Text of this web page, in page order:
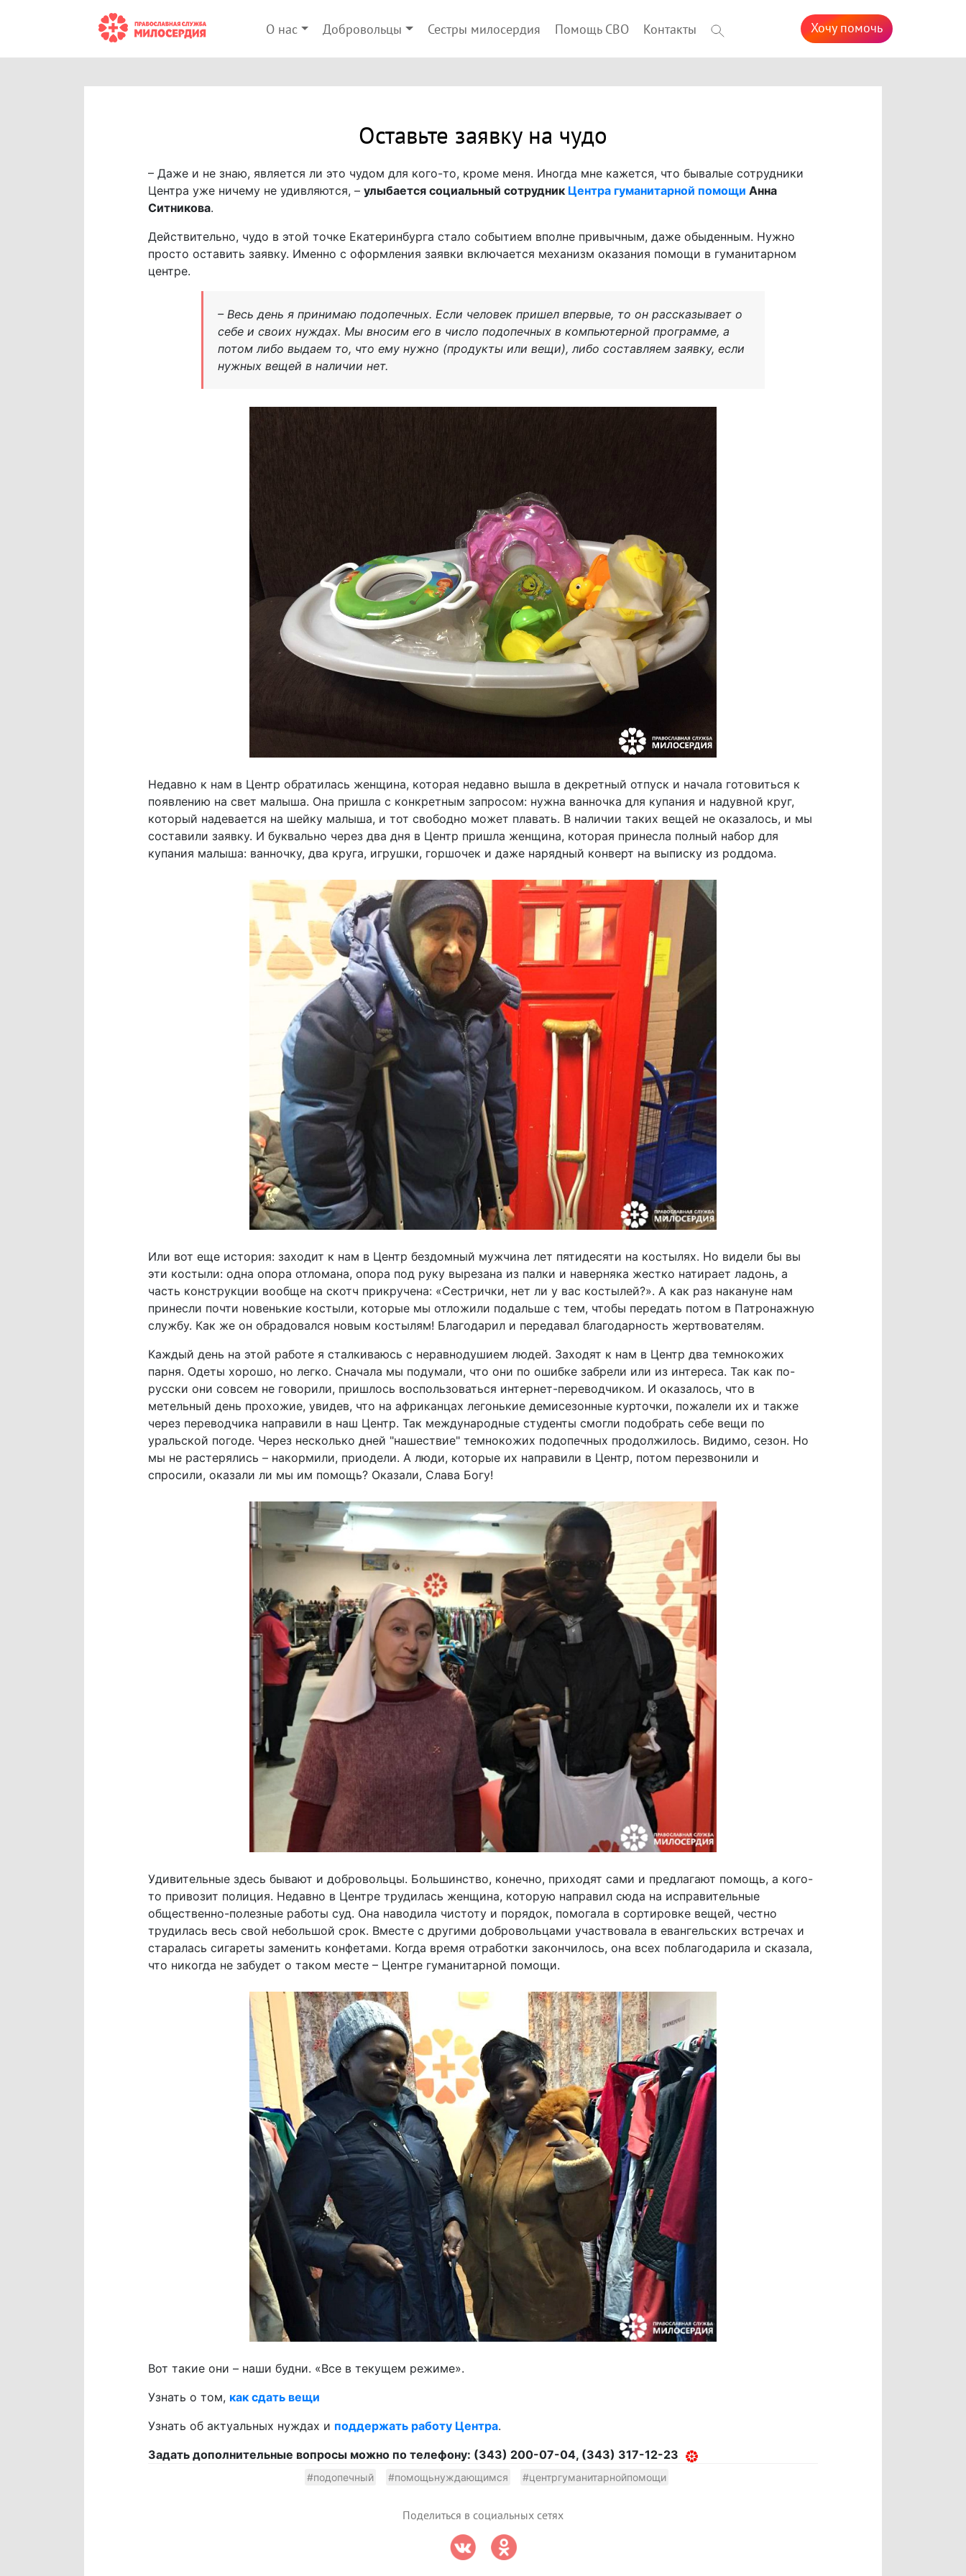
О нас Добровольцы Сестры милосердия Помощь СВО Контакты Хочу помочь
Оставьте заявку на чудо
– Даже и не знаю, является ли это чудом для кого-то, кроме меня. Иногда мне кажется, что бывалые сотрудники
Центра уже ничему не удивляются, – улыбается социальный сотрудник Центра гуманитарной помощи Анна
Ситникова.
Действительно, чудо в этой точке Екатеринбурга стало событием вполне привычным, даже обыденным. Нужно
просто оставить заявку. Именно с оформления заявки включается механизм оказания помощи в гуманитарном
центре.
– Весь день я принимаю подопечных. Если человек пришел впервые, то он рассказывает о
себе и своих нуждах. Мы вносим его в число подопечных в компьютерной программе, а
потом либо выдаем то, что ему нужно (продукты или вещи), либо составляем заявку, если
нужных вещей в наличии нет.
Недавно к нам в Центр обратилась женщина, которая недавно вышла в декретный отпуск и начала готовиться к
появлению на свет малыша. Она пришла с конкретным запросом: нужна ванночка для купания и надувной круг,
который надевается на шейку малыша, и тот свободно может плавать. В наличии таких вещей не оказалось, и мы
составили заявку. И буквально через два дня в Центр пришла женщина, которая принесла полный набор для
купания малыша: ванночку, два круга, игрушки, горшочек и даже нарядный конверт на выписку из роддома.
Или вот еще история: заходит к нам в Центр бездомный мужчина лет пятидесяти на костылях. Но видели бы вы
эти костыли: одна опора отломана, опора под руку вырезана из палки и наверняка жестко натирает ладонь, а
часть конструкции вообще на скотч прикручена: «Сестрички, нет ли у вас костылей?». А как раз накануне нам
принесли почти новенькие костыли, которые мы отложили подальше с тем, чтобы передать потом в Патронажную
службу. Как же он обрадовался новым костылям! Благодарил и передавал благодарность жертвователям.
Каждый день на этой работе я сталкиваюсь с неравнодушием людей. Заходят к нам в Центр два темнокожих
парня. Одеты хорошо, но легко. Сначала мы подумали, что они по ошибке забрели или из интереса. Так как по-
русски они совсем не говорили, пришлось воспользоваться интернет-переводчиком. И оказалось, что в
метельный день прохожие, увидев, что на африканцах легонькие демисезонные курточки, пожалели их и также
через переводчика направили в наш Центр. Так международные студенты смогли подобрать себе вещи по
уральской погоде. Через несколько дней "нашествие" темнокожих подопечных продолжилось. Видимо, сезон. Но
мы не растерялись – накормили, приодели. А люди, которые их направили в Центр, потом перезвонили и
спросили, оказали ли мы им помощь? Оказали, Слава Богу!
Удивительные здесь бывают и добровольцы. Большинство, конечно, приходят сами и предлагают помощь, а кого-
то привозит полиция. Недавно в Центре трудилась женщина, которую направил сюда на исправительные
общественно-полезные работы суд. Она наводила чистоту и порядок, помогала в сортировке вещей, честно
трудилась весь свой небольшой срок. Вместе с другими добровольцами участвовала в евангельских встречах и
старалась сигареты заменить конфетами. Когда время отработки закончилось, она всех поблагодарила и сказала,
что никогда не забудет о таком месте – Центре гуманитарной помощи.
Вот такие они – наши будни. «Все в текущем режиме».
Узнать о том, как сдать вещи
Узнать об актуальных нуждах и поддержать работу Центра.
Задать дополнительные вопросы можно по телефону: (343) 200-07-04, (343) 317-12-23
#подопечный #помощьнуждающимся #центргуманитарнойпомощи
Поделиться в социальных сетях